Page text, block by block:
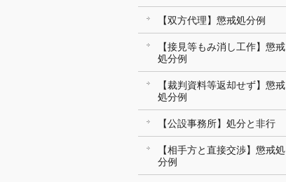
【双方代理】懲戒処分例
【接見等もみ消し工作】懲戒
処分例
【裁判資料等返却せず】懲戒
処分例
【公設事務所】処分と非行
【相手方と直接交渉】懲戒処
分例